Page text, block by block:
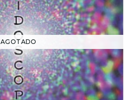
AGOTADO